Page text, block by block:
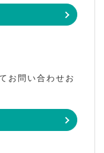
お問い合わせお